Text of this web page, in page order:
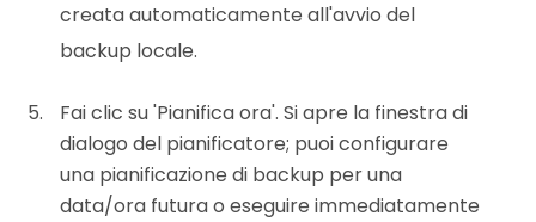
creata automaticamente all'avvio del
backup locale.
Fai clic su 'Pianifica ora'. Si apre la finestra di
dialogo del pianificatore; puoi configurare
una pianificazione di backup per una
data/ora futura o eseguire immediatamente